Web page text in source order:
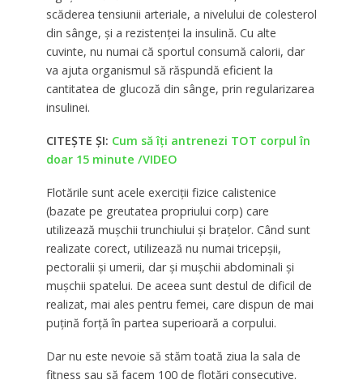
scăderea tensiunii arteriale, a nivelului de colesterol
din sânge, și a rezistenței la insulină. Cu alte
cuvinte, nu numai că sportul consumă calorii, dar
va ajuta organismul să răspundă eficient la
cantitatea de glucoză din sânge, prin regularizarea
insulinei.
CITEȘTE ȘI: Cum să îți antrenezi TOT corpul în
doar 15 minute /VIDEO
Flotările sunt acele exerciții fizice calistenice
(bazate pe greutatea propriului corp) care
utilizează mușchii trunchiului și brațelor. Când sunt
realizate corect, utilizează nu numai tricepșii,
pectoralii și umerii, dar și mușchii abdominali și
mușchii spatelui. De aceea sunt destul de dificil de
realizat, mai ales pentru femei, care dispun de mai
puțină forță în partea superioară a corpului.
Dar nu este nevoie să stăm toată ziua la sala de
fitness sau să facem 100 de flotări consecutive.